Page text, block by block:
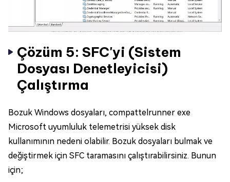
Çözüm 5: SFC'yi (Sistem
Dosyası Denetleyicisi)
Çalıştırma
Bozuk Windows dosyaları, compattelrunner exe
Microsoft uyumluluk telemetrisi yüksek disk
kullanımının nedeni olabilir. Bozuk dosyaları bulmak ve
değiştirmek için SFC taramasını çalıştırabilirsiniz. Bunun
için;